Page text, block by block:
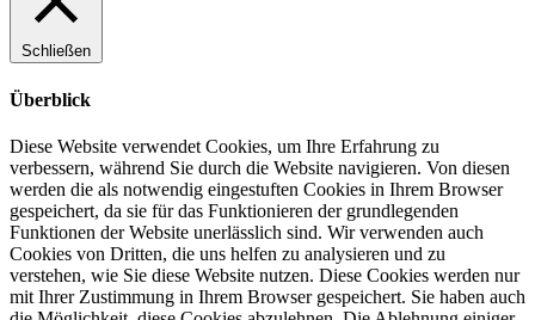
Schließen
Überblick
Diese Website verwendet Cookies, um Ihre Erfahrung zu
verbessern, während Sie durch die Website navigieren. Von diesen
werden die als notwendig eingestuften Cookies in Ihrem Browser
gespeichert, da sie für das Funktionieren der grundlegenden
Funktionen der Website unerlässlich sind. Wir verwenden auch
Cookies von Dritten, die uns helfen zu analysieren und zu
verstehen, wie Sie diese Website nutzen. Diese Cookies werden nur
mit Ihrer Zustimmung in Ihrem Browser gespeichert. Sie haben auch